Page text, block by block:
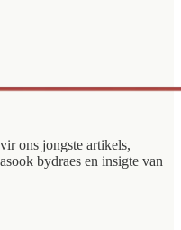
vir ons jongste artikels,
bydraes en insigte van